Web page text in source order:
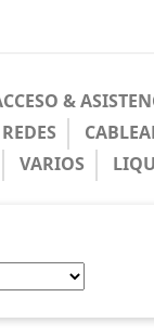
&
REDES
VARIOS